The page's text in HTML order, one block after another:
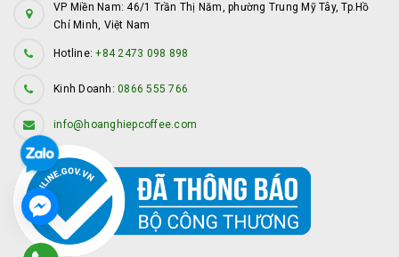
VP Miền Nam: 46/1 Trần Thị Năm, phường Trung Mỹ Tây, Tp.Hồ
Chí Minh, Việt Nam
Hotline:+84 2473 098 898
Kinh Doanh: 0866 555 766
info@hoanghiepcoffee.com